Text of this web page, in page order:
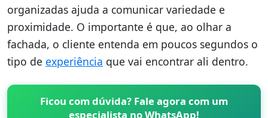
organizadas ajuda a comunicar variedade e
proximidade. O importante é que, ao olhar a
fachada, o cliente entenda em poucos segundos o
tipo de experiência que vai encontrar ali dentro.
Ficou com dúvida? Fale agora com um
especialista no WhatsApp!